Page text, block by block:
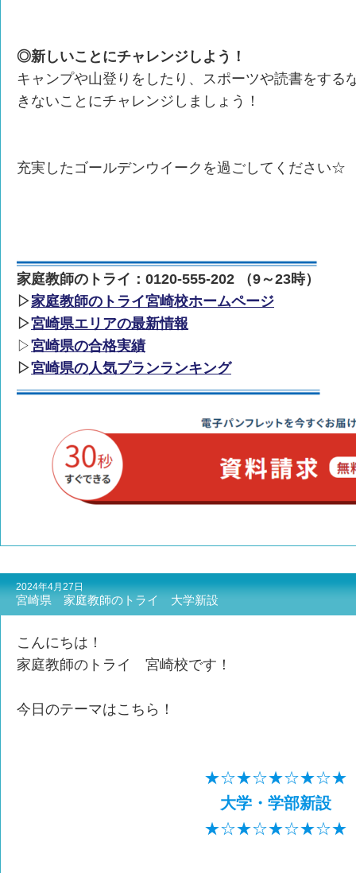
◎新しいことにチャレンジしよう！
キャンプや山登りをしたり、スポーツや読書をする
きないことにチャレンジしましょう！
充実したゴールデンウイークを過ごしてください☆
家庭教師のトライ：0120-555-202 （9～23時）
▷家庭教師のトライ宮崎校ホームページ
▷宮崎県エリアの最新情報
▷宮崎県の合格実績
▷宮崎県の人気プランランキング
2024年4月27日
宮崎県 家庭教師のトライ 大学新設
こんにちは！
家庭教師のトライ 宮崎校です！
今日のテーマはこちら！
★☆★☆★☆★☆★
大学・学部新設
★☆★☆★☆★☆★